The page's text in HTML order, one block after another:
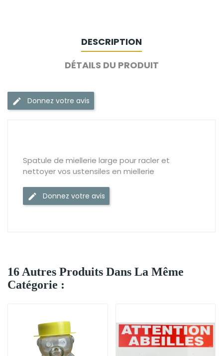
DESCRIPTION
DÉTAILS DU PRODUIT
Donnez votre avis
Spatule de miellerie large pour racler et
nettoyer vos ustensiles en miellerie
Donnez votre avis
16 Autres Produits Dans La Même
Catégorie :